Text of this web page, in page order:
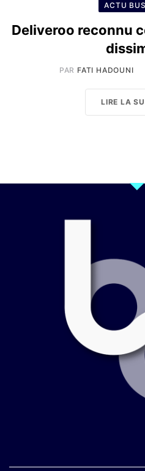
ACTU
Deliveroo reconnu
PAR FATI HADOUNI
LIRE LA